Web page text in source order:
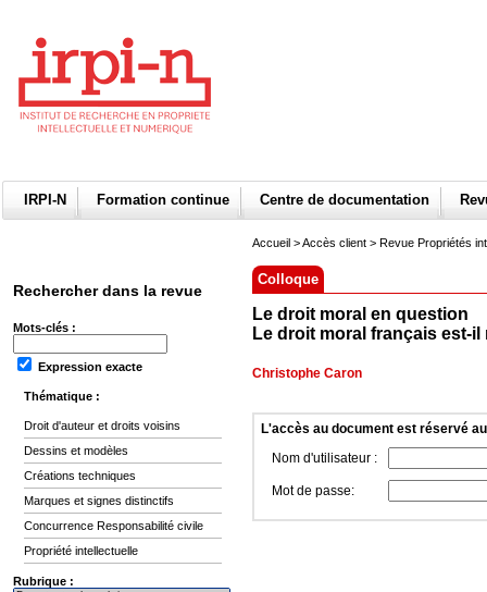
IRPI-N Formation continue Centre de documentation
Rechercher dans la revue
Mots-clés :
Expression exacte
Thématique :
Droit d'auteur et droits voisins
Dessins et modèles
Créations techniques
Marques et signes distinctifs
Concurrence Responsabilité civile
Propriété intellectuelle
Rubrique :
Accueil >Accès client > Revue Propriétés
Colloque
Le droit moral en question
Le droit moral français est-
Christophe Caron
L'accès au document est réservé
Nom d'utilisateur :
Mot de passe: